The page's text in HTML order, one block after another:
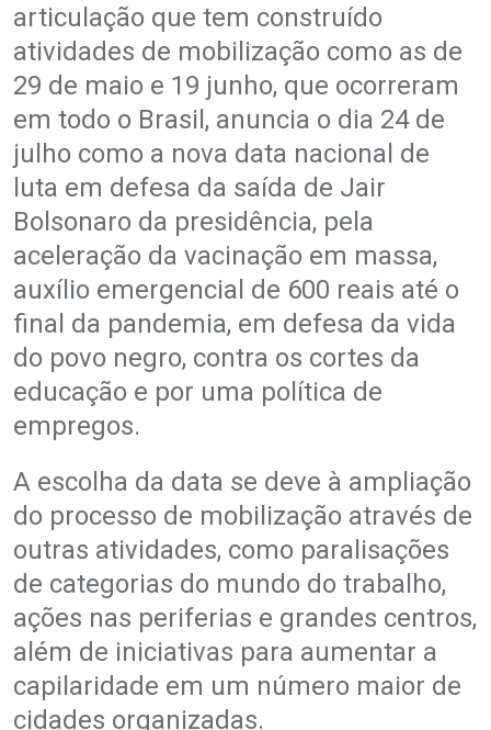
articulação que tem construído
atividades de mobilização como as de
29 de maio e 19 junho, que ocorreram
em todo o Brasil, anuncia o dia 24 de
julho como a nova data nacional de
luta em defesa da saída de Jair
Bolsonaro da presidência, pela
aceleração da vacinação em massa,
auxílio emergencial de 600 reais até o
final da pandemia, em defesa da vida
do povo negro, contra os cortes da
educação e por uma política de
empregos.
A escolha da data se deve à ampliação
do processo de mobilização através de
outras atividades, como paralisações
de categorias do mundo do trabalho,
ações nas periferias e grandes centros,
além de iniciativas para aumentar a
capilaridade em um número maior de
cidades organizadas.